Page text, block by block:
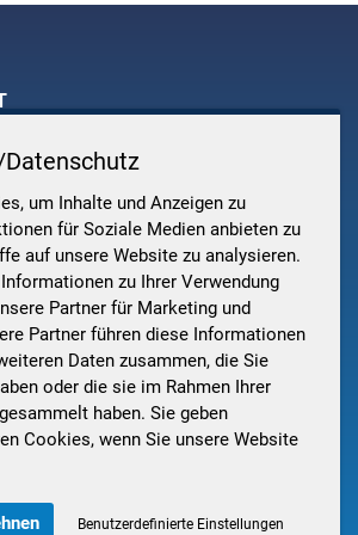
für technisch-kommerzielle
Electrical Engineering, Functional
Security, und Automation/MSR.
um Inhalte und Anzeigen zu
für Soziale Medien anbieten zu
auf unsere Website zu analysieren.
zu Ihrer Verwendung
Partner für Marketing und
Partner führen diese Informationen
Daten zusammen, die Sie
oder die sie im Rahmen Ihrer
haben. Sie geben
Cookies, wenn Sie unsere Website
Benutzerdefinierte Einstellungen